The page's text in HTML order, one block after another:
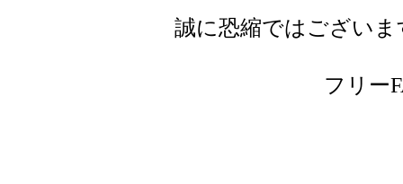
誠に恐縮ではござい
フリー